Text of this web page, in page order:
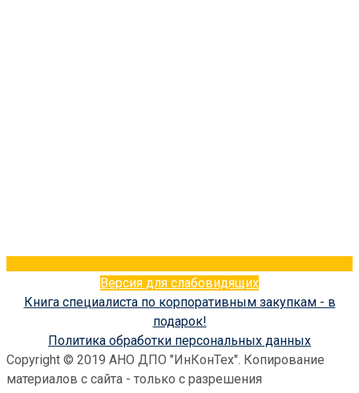
Версия для слабовидящих
Книга специалиста по корпоративным закупкам - в
подарок!
Политика обработки персональных данных
Copyright © 2019 АНО ДПО "ИнКонТех". Копирование
материалов с сайта - только с разрешения